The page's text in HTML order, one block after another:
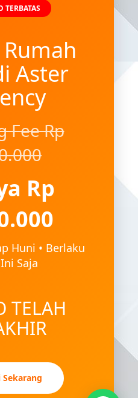
TERBATAS
Aster
Fee Rp
Rp
Huni • Berlaku
Saja
TELAH